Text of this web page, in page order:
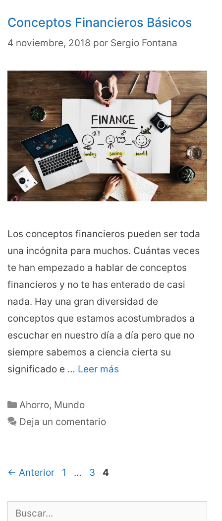
Conceptos Financieros Básicos
4 noviembre, 2018 por Sergio Fontana
Los conceptos financieros pueden ser toda
una incógnita para muchos. Cuántas veces
te han empezado a hablar de conceptos
financieros y no te has enterado de casi
nada. Hay una gran diversidad de
conceptos que estamos acostumbrados a
escuchar en nuestro día a día pero que no
siempre sabemos a ciencia cierta su
significado e … Leer más
Categorías
Ahorro, Mundo
Deja un comentario
← Anterior Página
1 … Página
3 Página
4
Buscar: